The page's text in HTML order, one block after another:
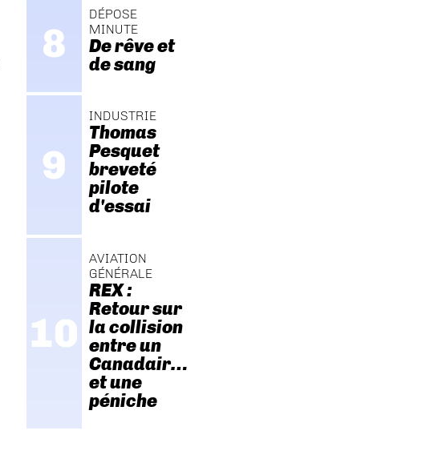
DÉPOSE
MINUTE
De rêve et
de sang
INDUSTRIE
Thomas
Pesquet
breveté
pilote
d'essai
AVIATION
GÉNÉRALE
REX :
Retour sur
la collision
entre un
Canadair…
et une
péniche